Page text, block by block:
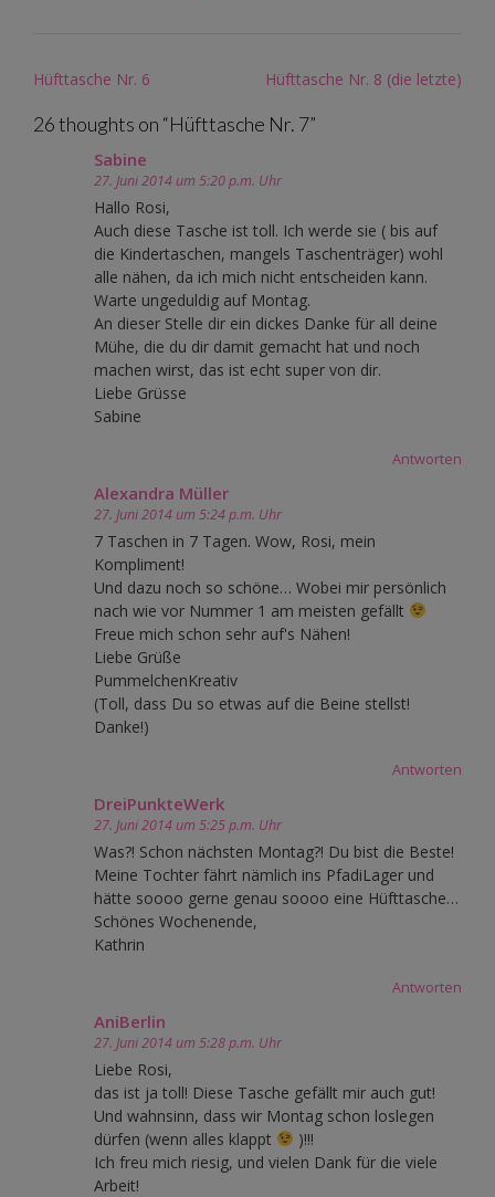
Post
Hüfttasche Nr. 6 Hüfttasche Nr. 8 (die letzte)
26 thoughts on “Hüfttasche Nr. 7”
Sabine
27. Juni 2014 um 5:20 p.m. Uhr
Hallo Rosi,
Auch diese Tasche ist toll. Ich werde sie ( bis auf
die Kindertaschen, mangels Taschenträger) wohl
alle nähen, da ich mich nicht entscheiden kann.
Warte ungeduldig auf Montag.
An dieser Stelle dir ein dickes Danke für all deine
Mühe, die du dir damit gemacht hat und noch
machen wirst, das ist echt super von dir.
Liebe Grüsse
Sabine
Antworten
Alexandra Müller
27. Juni 2014 um 5:24 p.m. Uhr
7 Taschen in 7 Tagen. Wow, Rosi, mein
Kompliment!
Und dazu noch so schöne… Wobei mir persönlich
nach wie vor Nummer 1 am meisten gefällt
Freue mich schon sehr auf's Nähen!
Liebe Grüße
PummelchenKreativ
(Toll, dass Du so etwas auf die Beine stellst!
Danke!)
Antworten
DreiPunkteWerk
27. Juni 2014 um 5:25 p.m. Uhr
Was?! Schon nächsten Montag?! Du bist die Beste!
Meine Tochter fährt nämlich ins PfadiLager und
hätte soooo gerne genau soooo eine Hüfttasche…
Schönes Wochenende,
Kathrin
Antworten
AniBerlin
27. Juni 2014 um 5:28 p.m. Uhr
Liebe Rosi,
das ist ja toll! Diese Tasche gefällt mir auch gut!
Und wahnsinn, dass wir Montag schon loslegen
dürfen (wenn alles klappt
)!!!
Ich freu mich riesig, und vielen Dank für die viele
Arbeit!